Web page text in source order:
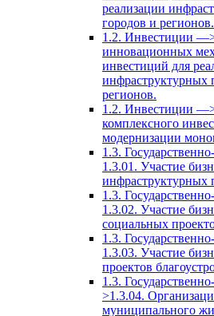
реализации
городов и регионов.
1.2. Инвестиции
инновационных
инвестиций для
инфраструктурных
регионов.
1.2. Инвестиции —>
комплексного
модернизации
1.3.
1.3.01. Участие
инфраструктурных
1.3.
1.3.02. Участие
социальных
1.3.
1.3.03. Участие
проектов
1.3.
>1.3.04.
муниципального